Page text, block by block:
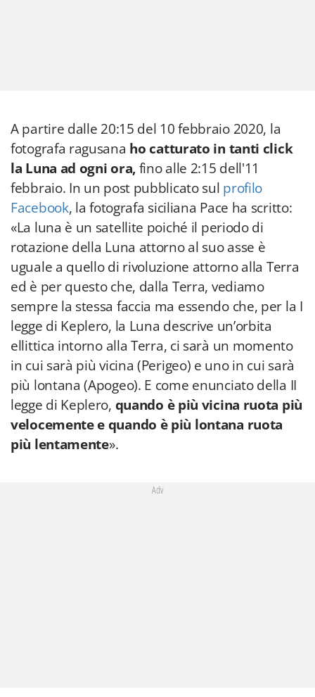
A partire dalle 20:15 del 10 febbraio 2020, la
fotografa ragusana ho catturato in tanti click
la Luna ad ogni ora,fino alle 2:15 dell'11
febbraio. In un post pubblicato sul profilo
Facebook, la fotografa siciliana Pace ha scritto:
«La luna è un satellite poiché il periodo di
rotazione della Luna attorno al suo asse è
uguale a quello di rivoluzione attorno alla Terra
ed è per questo che, dalla Terra, vediamo
sempre la stessa faccia ma essendo che, per la I
legge di Keplero, la Luna descrive un’orbita
ellittica intorno alla Terra, ci sarà un momento
in cui sarà più vicina (Perigeo) e uno in cui sarà
più lontana (Apogeo). E come enunciato della II
legge di Keplero, quando è più vicina ruota più
velocemente e quando è più lontana ruota
più lentamente».
Adv